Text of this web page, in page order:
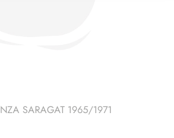
SARAGAT 1965/1971